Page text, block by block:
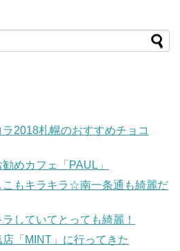
2018札幌のおすすめチョコ
めカフェ「PAUL」
こもキラキラ☆南一条通も綺麗だ
していてとっても綺麗！
「MINT」に行ってきた